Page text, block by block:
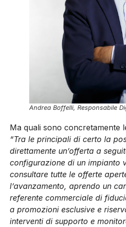
Andrea Boffelli, Responsabile
Ma quali sono concretamente
“Tra le principali di certo la
direttamente un’offerta a
configurazione di un impianto
consultare tutte le offerte
l’avanzamento, aprendo un
referente commerciale di
a promozioni esclusive e
interventi di supporto e